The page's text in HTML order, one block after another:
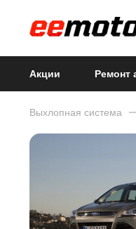
Акции Ремонт
Выхлопная система